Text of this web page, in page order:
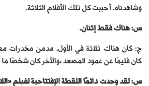
وشاهدناه. أحببت كل تلك الأفلام الثلاثة.
س: هناك فقط إثنان.
ج: كان هناك ثلاثة في الأول. مدمن مخدرات
كان فليمًا عن عمود المصعد ،والآخر كان شخصًا ما
س: لقد وجدت دائمًا اللقطة الإفتتاحية لفيلم